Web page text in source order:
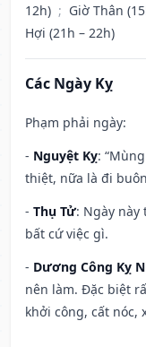
12h) ; Giờ Thân
Hợi (21h – 22h)
Các Ngày Kỵ
Phạm phải ngày:
- Nguyệt Kỵ:
thiệt, nữa là đi
- Thụ Tử: Ngày này
bất cứ việc gì.
- Dương Công Kỵ
nên làm. Đặc biệt
khởi công, cất nóc,